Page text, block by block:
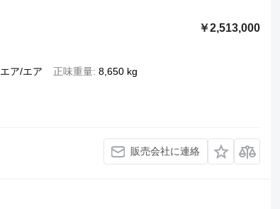
￥2,513,000
エア/エア 正味重量 8,650 kg
販売会社に連絡